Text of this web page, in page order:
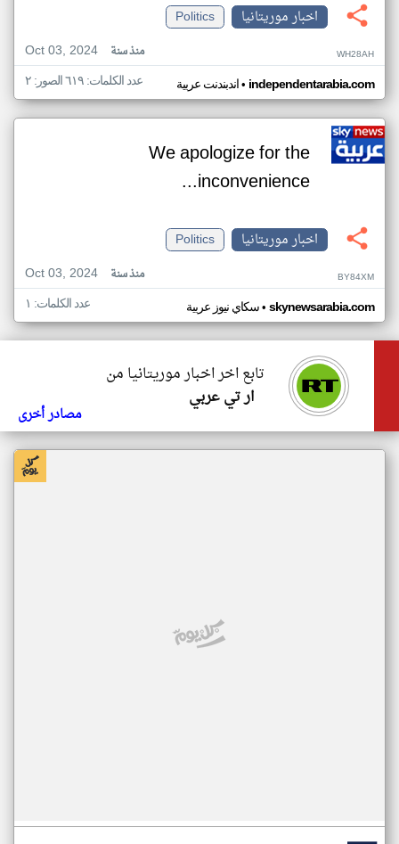
اخبار موريتانيا
Politics
Oct 03, 2024
منذ سنة WH28AH
اندبندنت عربية• independentarabia.com عدد الكلمات: ٦١٩ الصور: ٢
We apologize for the
inconvenience...
اخبار موريتانيا
Politics
Oct 03, 2024
منذ سنة BY84XM
سكاي نيوز عربية• skynewsarabia.com عدد الكلمات: ١
تابع اخر اخبار موريتانيا من
ار تي عربي
مصادر أخرى